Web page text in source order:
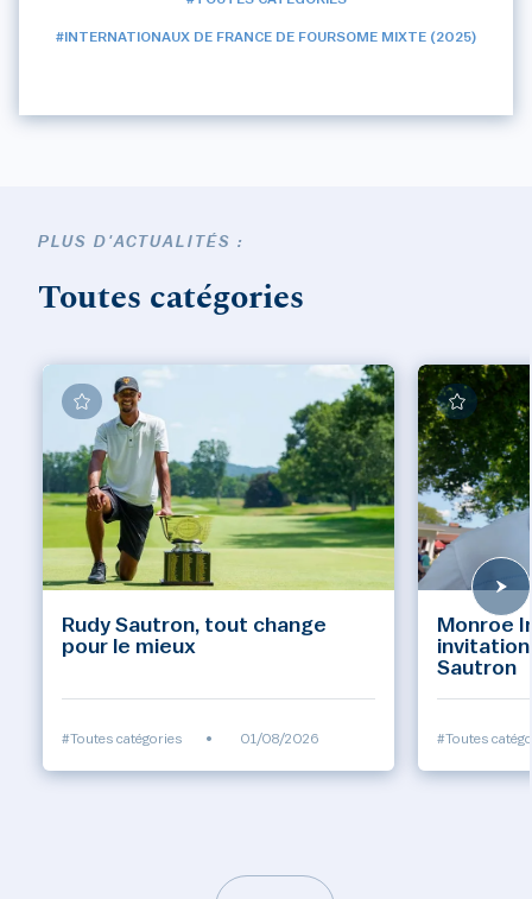
#INTERNATIONAUX DE FRANCE DE FOURSOME MIXTE (2025)
PLUS D'ACTUALITÉS :
Toutes catégories
Rudy Sautron, tout change
pour le mieux
#Toutes catégories • 01/08/2026
Monroe
invitation
Sautron
#Toutes